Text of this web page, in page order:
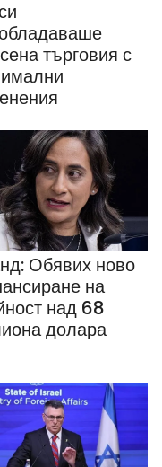
търговия с
Обявих ново
на
над 68
долара